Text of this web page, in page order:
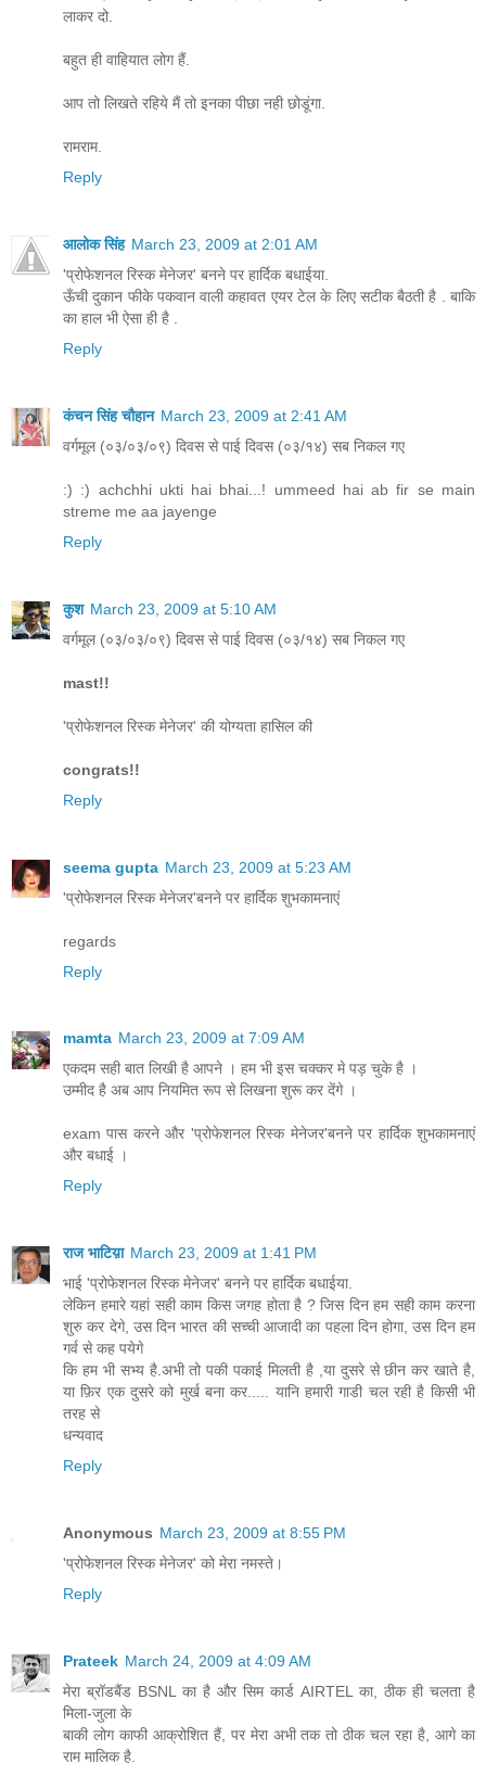
लाकर दो.
बहुत ही वाहियात लोग हैं.
आप तो लिखते रहिये मैं तो इनका पीछा नही छोडूंगा.
रामराम.
Reply
आलोक सिंह March 23, 2009 at 2:01 AM
'प्रोफेशनल रिस्क मेनेजर' बनने पर हार्दिक बधाईया.
ऊँची दुकान फीके पकवान वाली कहावत एयर टेल के लिए सटीक बैठती है . बाकि
का हाल भी ऐसा ही है .
Reply
कंचन सिंह चौहान March 23, 2009 at 2:41 AM
वर्गमूल (०३/०३/०९) दिवस से पाई दिवस (०३/१४) सब निकल गए
:) :) achchhi ukti hai bhai...! ummeed hai ab fir se main
streme me aa jayenge
Reply
कुश March 23, 2009 at 5:10 AM
वर्गमूल (०३/०३/०९) दिवस से पाई दिवस (०३/१४) सब निकल गए
mast!!
'प्रोफेशनल रिस्क मेनेजर' की योग्यता हासिल की
congrats!!
Reply
seema gupta March 23, 2009 at 5:23 AM
'प्रोफेशनल रिस्क मेनेजर'बनने पर हार्दिक शुभकामनाएं
regards
Reply
mamta March 23, 2009 at 7:09 AM
एकदम सही बात लिखी है आपने । हम भी इस चक्कर मे पड़ चुके है ।
उम्मीद है अब आप नियमित रूप से लिखना शुरू कर देंगे ।
exam पास करने और 'प्रोफेशनल रिस्क मेनेजर'बनने पर हार्दिक शुभकामनाएं
और बधाई ।
Reply
राज भाटिय़ा March 23, 2009 at 1:41 PM
भाई 'प्रोफेशनल रिस्क मेनेजर' बनने पर हार्दिक बधाईया.
लेकिन हमारे यहां सही काम किस जगह होता है ? जिस दिन हम सही काम करना
शुरु कर देगे, उस दिन भारत की सच्ची आजादी का पहला दिन होगा, उस दिन हम
गर्व से कह पयेगे
कि हम भी सभ्य है.अभी तो पकी पकाई मिलती है ,या दुसरे से छीन कर खाते है,
या फ़िर एक दुसरे को मुर्ख बना कर..... यानि हमारी गाडी चल रही है किसी भी
तरह से
धन्यवाद
Reply
Anonymous March 23, 2009 at 8:55 PM
'प्रोफेशनल रिस्क मेनेजर' को मेरा नमस्ते।
Reply
Prateek March 24, 2009 at 4:09 AM
मेरा ब्रॉडबैंड BSNL का है और सिम कार्ड AIRTEL का, ठीक ही चलता है
मिला-जुला के
बाकी लोग काफी आक्रोशित हैं, पर मेरा अभी तक तो ठीक चल रहा है, आगे का
राम मालिक है.